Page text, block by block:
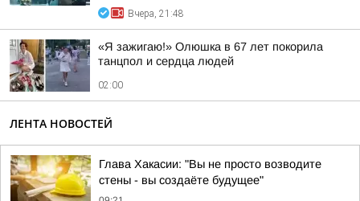
Вчера, 21:48
«Я зажигаю!» Олюшка в 67 лет покорила
танцпол и сердца людей
02:00
ЛЕНТА НОВОСТЕЙ
Глава Хакасии: "Вы не просто возводите
стены - вы создаёте будущее"